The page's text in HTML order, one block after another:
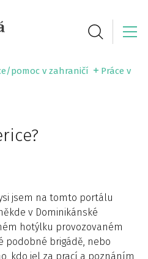
pomoc v zahraničí
Práce v
jsem na tomto portálu
v Dominikánské
hotýlku provozovaném
podobné brigádě, nebo
kdo jel za prací a poznáním